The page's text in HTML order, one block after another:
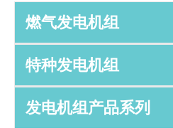
燃气发电机组
特种发电机组
发电机组产品系列